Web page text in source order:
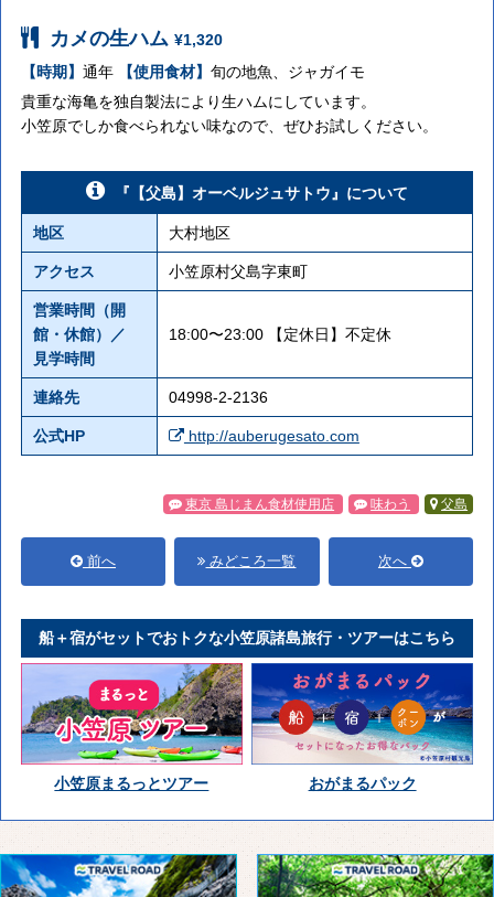
カメの生ハム ¥1,320
【時期】 通年 【使用食材】 旬の地魚、ジャガイモ
貴重な海亀を独自製法により生ハムにしています。
小笠原でしか食べられない味なので、ぜひお試しください。
『【父島】オーベルジュサトウ』について
地区 大村地区
アクセス 小笠原村父島字東町
営業時間（開
館・休館）／
見学時間
18:00〜23:00 【定休日】不定休
連絡先 04998-2-2136
公式HP http://auberugesato.com
東京 島じまん食材使用店 味わう 父島
前へ みどころ一覧 次へ
船＋宿がセットでおトクな小笠原諸島旅行・ツアーはこちら
小笠原まるっとツアー おがまるパック